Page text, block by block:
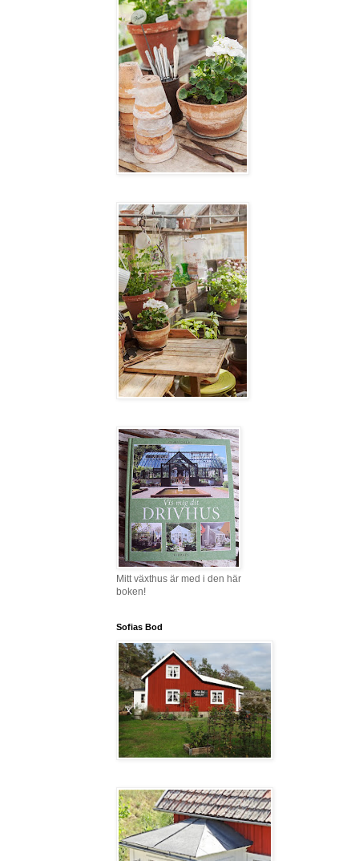
Mitt växthus är med i den här
boken!
Sofias Bod